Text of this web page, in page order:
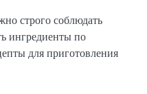
строго соблюдать
ингредиенты по
для приготовления